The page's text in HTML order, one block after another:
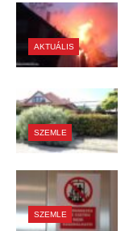
AKTUÁLIS
SZEMLE
SZEMLE